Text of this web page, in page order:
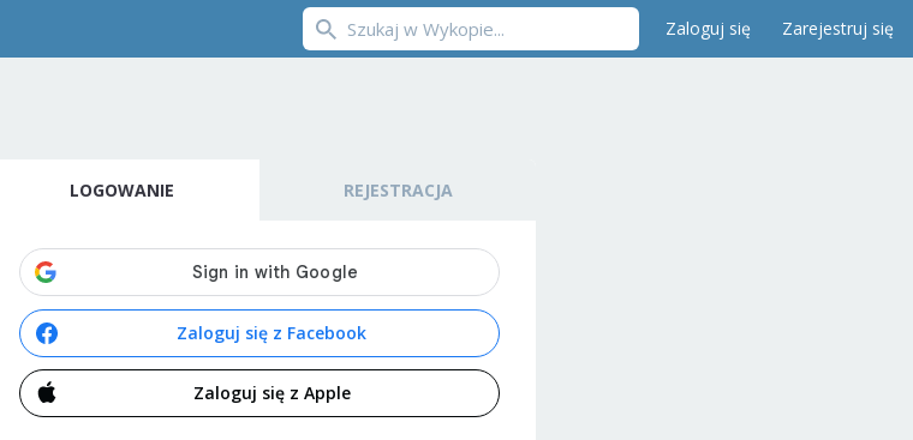
Zaloguj się Zarejestruj się
LOGOWANIE REJESTRACJA
Zaloguj się z Facebook
Zaloguj się z Apple